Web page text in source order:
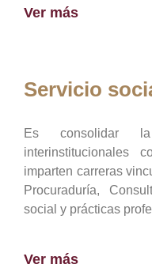
Ver más
Servicio
Es consolidar
interinstitucionales
imparten carreras
Procuraduría,
social y prácticas
Ver más